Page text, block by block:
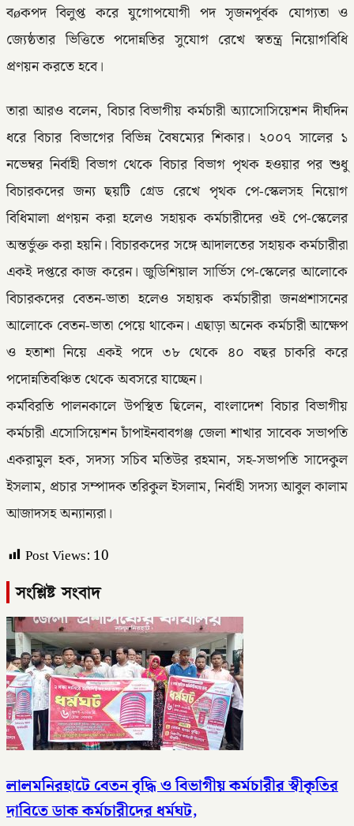
বøকপদ বিলুপ্ত করে যুগোপযোগী পদ সৃজনপূর্বক যোগ্যতা ও
জ্যেষ্ঠতার ভিত্তিতে পদোন্নতির সুযোগ রেখে স্বতন্ত্র নিয়োগবিধি
প্রণয়ন করতে হবে।
তারা আরও বলেন, বিচার বিভাগীয় কর্মচারী অ্যাসোসিয়েশন দীর্ঘদিন
ধরে বিচার বিভাগের বিভিন্ন বৈষম্যের শিকার। ২০০৭ সালের ১
নভেম্বর নির্বাহী বিভাগ থেকে বিচার বিভাগ পৃথক হওয়ার পর শুধু
বিচারকদের জন্য ছয়টি গ্রেড রেখে পৃথক পে-স্কেলসহ নিয়োগ
বিধিমালা প্রণয়ন করা হলেও সহায়ক কর্মচারীদের ওই পে-স্কেলের
অন্তর্ভুক্ত করা হয়নি। বিচারকদের সঙ্গে আদালতের সহায়ক কর্মচারীরা
একই দপ্তরে কাজ করেন। জুডিশিয়াল সার্ভিস পে-স্কেলের আলোকে
বিচারকদের বেতন-ভাতা হলেও সহায়ক কর্মচারীরা জনপ্রশাসনের
আলোকে বেতন-ভাতা পেয়ে থাকেন। এছাড়া অনেক কর্মচারী আক্ষেপ
ও হতাশা নিয়ে একই পদে ৩৮ থেকে ৪০ বছর চাকরি করে
পদোন্নতিবঞ্চিত থেকে অবসরে যাচ্ছেন।
কর্মবিরতি পালনকালে উপস্থিত ছিলেন, বাংলাদেশ বিচার বিভাগীয়
কর্মচারী এসোসিয়েশন চাঁপাইনবাবগঞ্জ জেলা শাখার সাবেক সভাপতি
একরামুল হক, সদস্য সচিব মতিউর রহমান, সহ-সভাপতি সাদেকুল
ইসলাম, প্রচার সম্পাদক তরিকুল ইসলাম, নির্বাহী সদস্য আবুল কালাম
আজাদসহ অন্যান্যরা।
Post Views: 10
সংশ্লিষ্ট সংবাদ
লালমনিরহাটে বেতন বৃদ্ধি ও বিভাগীয় কর্মচারীর স্বীকৃতির
দাবিতে ডাক কর্মচারীদের ধর্মঘট,